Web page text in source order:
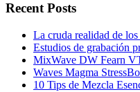
Recent Posts
La cruda realidad de
Estudios de grabación
MixWave DW Fearn
Waves Magma
10 Tips de Mezcla